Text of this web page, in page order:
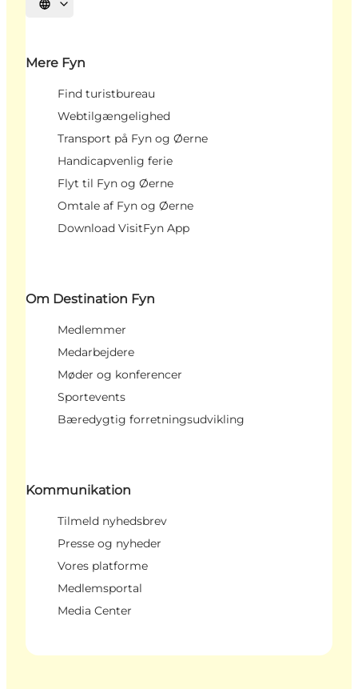
Vælg sprog
Mere Fyn
Find turistbureau
Webtilgængelighed
Transport på Fyn og Øerne
Handicapvenlig ferie
Flyt til Fyn og Øerne
Omtale af Fyn og Øerne
Download VisitFyn App
Om Destination Fyn
Medlemmer
Medarbejdere
Møder og konferencer
Sportevents
Bæredygtig forretningsudvikling
Kommunikation
Tilmeld nyhedsbrev
Presse og nyheder
Vores platforme
Medlemsportal
Media Center